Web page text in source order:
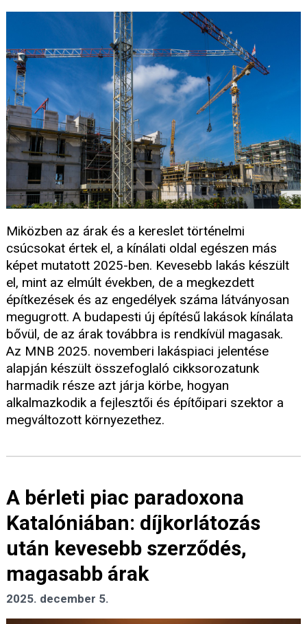
Miközben az árak és a kereslet történelmi
csúcsokat értek el, a kínálati oldal egészen más
képet mutatott 2025-ben. Kevesebb lakás készült
el, mint az elmúlt években, de a megkezdett
építkezések és az engedélyek száma látványosan
megugrott. A budapesti új építésű lakások kínálata
bővül, de az árak továbbra is rendkívül magasak.
Az MNB 2025. novemberi lakáspiaci jelentése
alapján készült összefoglaló cikksorozatunk
harmadik része azt járja körbe, hogyan
alkalmazkodik a fejlesztői és építőipari szektor a
megváltozott környezethez.
A bérleti piac paradoxona
Katalóniában: díjkorlátozás
után kevesebb szerződés,
magasabb árak
2025. december 5.